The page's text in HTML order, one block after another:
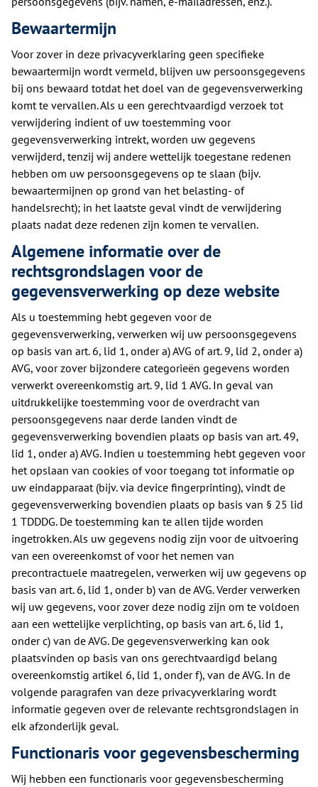
Bewaartermijn
Voor zover in deze privacyverklaring geen specifieke
bewaartermijn wordt vermeld, blijven uw persoonsgegevens
bij ons bewaard totdat het doel van de gegevensverwerking
komt te vervallen. Als u een gerechtvaardigd verzoek tot
verwijdering indient of uw toestemming voor
gegevensverwerking intrekt, worden uw gegevens
verwijderd, tenzij wij andere wettelijk toegestane redenen
hebben om uw persoonsgegevens op te slaan (bijv.
bewaartermijnen op grond van het belasting- of
handelsrecht); in het laatste geval vindt de verwijdering
plaats nadat deze redenen zijn komen te vervallen.
Algemene informatie over de
rechtsgrondslagen voor de
gegevensverwerking op deze website
Als u toestemming hebt gegeven voor de
gegevensverwerking, verwerken wij uw persoonsgegevens
op basis van art. 6, lid 1, onder a) AVG of art. 9, lid 2, onder a)
AVG, voor zover bijzondere categorieën gegevens worden
verwerkt overeenkomstig art. 9, lid 1 AVG. In geval van
uitdrukkelijke toestemming voor de overdracht van
persoonsgegevens naar derde landen vindt de
gegevensverwerking bovendien plaats op basis van art. 49,
lid 1, onder a) AVG. Indien u toestemming hebt gegeven voor
het opslaan van cookies of voor toegang tot informatie op
uw eindapparaat (bijv. via device fingerprinting), vindt de
gegevensverwerking bovendien plaats op basis van § 25 lid
1 TDDDG. De toestemming kan te allen tijde worden
ingetrokken. Als uw gegevens nodig zijn voor de uitvoering
van een overeenkomst of voor het nemen van
precontractuele maatregelen, verwerken wij uw gegevens op
basis van art. 6, lid 1, onder b) van de AVG. Verder verwerken
wij uw gegevens, voor zover deze nodig zijn om te voldoen
aan een wettelijke verplichting, op basis van art. 6, lid 1,
onder c) van de AVG. De gegevensverwerking kan ook
plaatsvinden op basis van ons gerechtvaardigd belang
overeenkomstig artikel 6, lid 1, onder f), van de AVG. In de
volgende paragrafen van deze privacyverklaring wordt
informatie gegeven over de relevante rechtsgrondslagen in
elk afzonderlijk geval.
Functionaris voor gegevensbescherming
Wij hebben een functionaris voor gegevensbescherming